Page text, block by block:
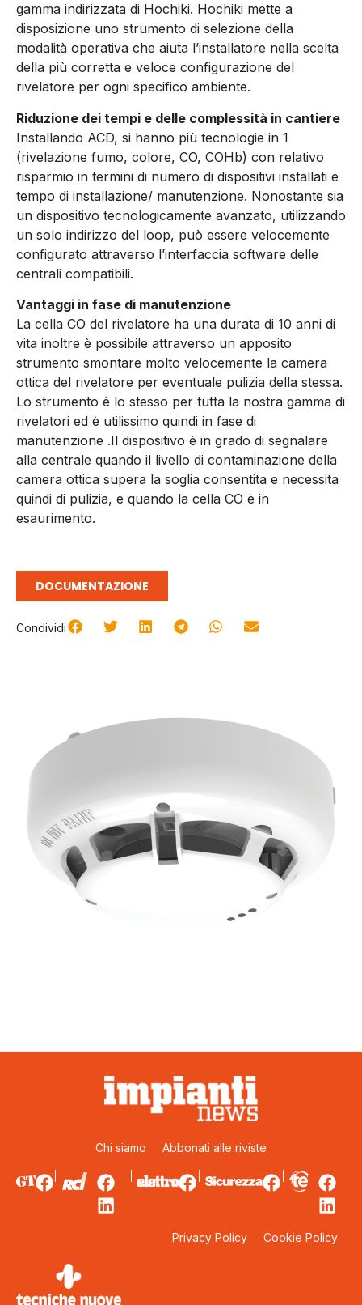
gamma indirizzata di Hochiki. Hochiki mette a
disposizione uno strumento di selezione della
modalità operativa che aiuta l’installatore nella scelta
della più corretta e veloce configurazione del
rivelatore per ogni specifico ambiente.
Riduzione dei tempi e delle complessità in cantiere
Installando ACD, si hanno più tecnologie in 1
(rivelazione fumo, colore, CO, COHb) con relativo
risparmio in termini di numero di dispositivi installati e
tempo di installazione/ manutenzione. Nonostante sia
un dispositivo tecnologicamente avanzato, utilizzando
un solo indirizzo del loop, può essere velocemente
configurato attraverso l’interfaccia software delle
centrali compatibili.
Vantaggi in fase di manutenzione
La cella CO del rivelatore ha una durata di 10 anni di
vita inoltre è possibile attraverso un apposito
strumento smontare molto velocemente la camera
ottica del rivelatore per eventuale pulizia della stessa.
Lo strumento è lo stesso per tutta la nostra gamma di
rivelatori ed è utilissimo quindi in fase di
manutenzione .Il dispositivo è in grado di segnalare
alla centrale quando il livello di contaminazione della
camera ottica supera la soglia consentita e necessita
quindi di pulizia, e quando la cella CO è in
esaurimento.
DOCUMENTAZIONE
Condividi
Chi siamo Abbonati alle riviste
Privacy Policy Cookie Policy